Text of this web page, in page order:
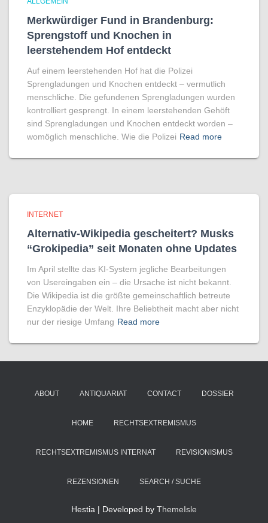
Merkwürdiger Fund in Brandenburg:
Sprengstoff und Knochen in
leerstehendem Hof entdeckt
Auf einem leerstehenden Hof hat die Polizei
Sprengladungen und Knochen entdeckt – vermutlich
menschliche. Die gefundenen Sprengladungen wurden
kontrolliert gesprengt. In einem leerstehenden Gehöft
sind Sprengladungen und Knochen entdeckt worden –
womöglich menschliche. Wie die Polizei Read more
INTERNET
Alternativ-Wikipedia gescheitert? Musks
“Grokipedia” seit Monaten ohne Updates
Im April stellte das KI-System jegliche Bearbeitungen
von Usereingaben ein – die Ursache ist nicht bekannt.
Die Wikipedia ist die größte gemeinschaftlich betreute
Enzyklopädie der Welt. Ihre Beliebtheit macht aber nicht
nur der riesige Umfang Read more
ABOUT ANTIQUARIAT CONTACT DOSSIER
HOME RECHTSEXTREMISMUS
RECHTSEXTREMISMUS INTERNAT REVISIONISMUS
REZENSIONEN SEARCH / SUCHE
Hestia | Developed by ThemeIsle